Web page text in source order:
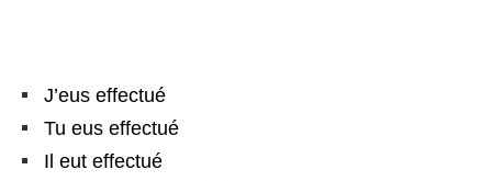
J’eus effectué
Tu eus effectué
Il eut effectué